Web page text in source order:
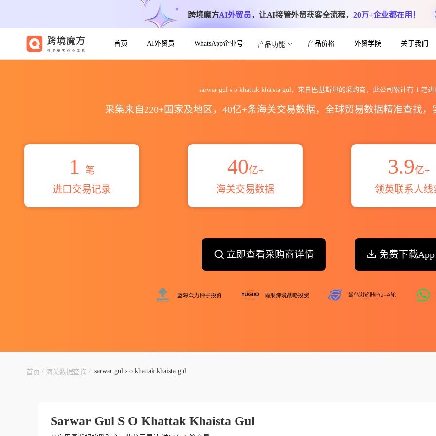
跨境魔方AI外贸员，让AI接管外贸获客全流程， 20万+企业都在用！
首页 AI外贸员 WhatsApp企业号 产品功能 产品价格 外贸学院 关于我们
sarwar gul s o khattak khaista gul，来自巴基斯坦的采购商，此公司累计有 1 笔
采集来自220+国家及地区，40亿+条海关交易数据，全球贸易数据精准查找
1
笔
进口交易记录
40亿+
海关交易数据
3.9亿+
领英联系人线
立即查看采购商详情 免费下载App
首页 / 海关数据查询 / sarwar gul s o khattak khaista gul
Sarwar Gul S O Khattak Khaista Gul